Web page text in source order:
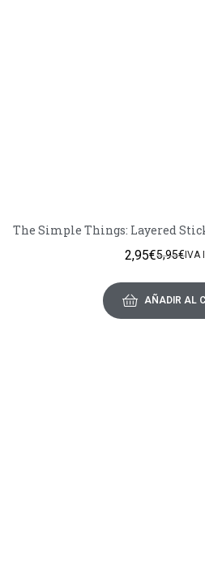
The Simple Things: Layered
5,95€
2,95€ IVA
AÑADIR AL